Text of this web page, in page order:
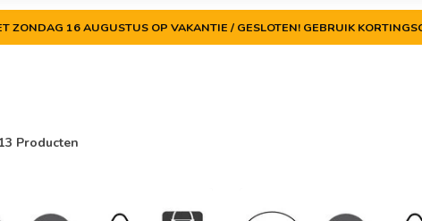
ZONDAG 16 AUGUSTUS OP VAKANTIE / GESLOTEN! GEBRUIK
13 Producten